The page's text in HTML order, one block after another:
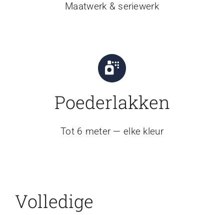
Maatwerk & seriewerk
Poederlakken
Tot 6 meter — elke kleur
Volledige